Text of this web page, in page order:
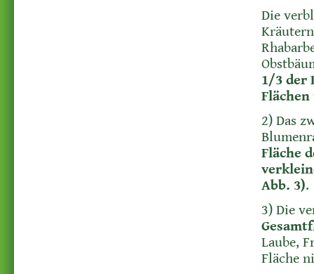
Die
1/3 der
2) Das
Fläche
Abb. 3).
3) Die
Laube,
Fläche